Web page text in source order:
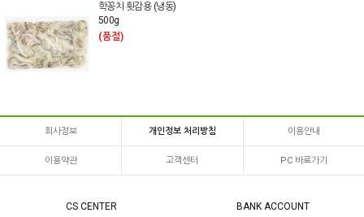
학꽁치 횟감용 (냉동)
500g
(품절)
회사정보 개인정보 처리방침 이용안내
이용약관 고객센터 PC 바로가기
CS CENTER BANK ACCOUNT